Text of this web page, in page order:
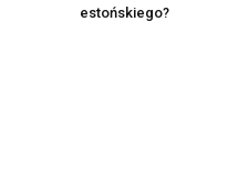
estońskiego?